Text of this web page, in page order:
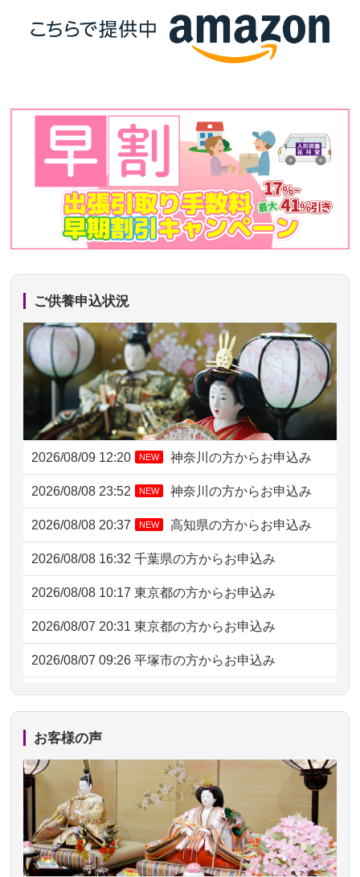
ご供養申込状況
2026/08/09 12:20 NEW 神奈川の方からお申込み
2026/08/08 23:52 NEW 神奈川の方からお申込み
2026/08/08 20:37 NEW 高知県の方からお申込み
2026/08/08 16:32 千葉県の方からお申込み
2026/08/08 10:17 東京都の方からお申込み
2026/08/07 20:31 東京都の方からお申込み
2026/08/07 09:26 平塚市の方からお申込み
2026/08/06 21:28 埼玉県の方からお申込み
2026/08/06 17:56
2026/08/06 10:06 茨城県の方からお申込み
2026/08/06 09:17 三重県の方からお申込み
2026/08/06 06:48 横浜市の方からお申込み
2026/08/05 15:07 東京都の方からお申込み
お客様の声